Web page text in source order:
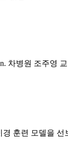
차병원 조주영
훈련 모델을